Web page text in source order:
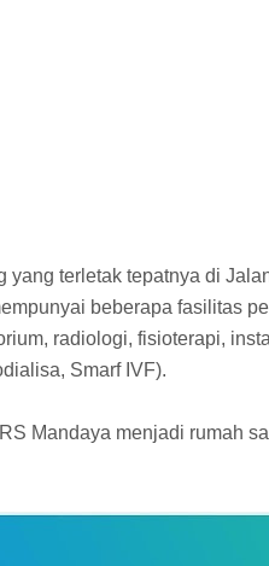
terletak tepatnya di
beberapa fasilitas
radiologi, fisioterapi,
Smarf IVF).
Mandaya menjadi rumah